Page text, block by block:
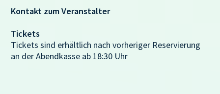
Kontakt zum Veranstalter
Tickets
Tickets sind erhältlich nach vorheriger Reservierung
an der Abendkasse ab 18:30 Uhr